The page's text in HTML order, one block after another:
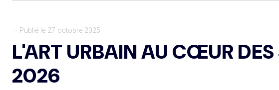
— Publié le 27 octobre 2025
L'ART URBAIN AU CŒUR
2026